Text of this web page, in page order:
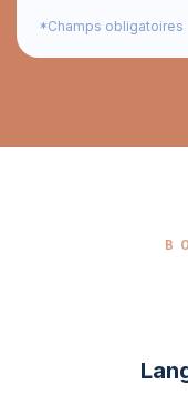
*Champs obligatoires